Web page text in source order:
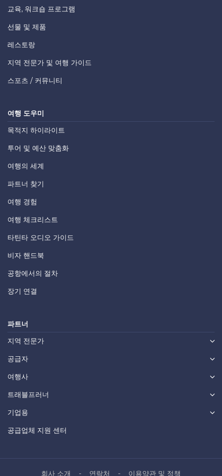
교육, 워크숍 프로그램
선물 및 제품
레스토랑
지역 전문가 및 여행 가이드
스포츠 / 커뮤니티
여행 도우미
목적지 하이라이트
투어 및 예산 맞춤화
여행의 세계
파트너 찾기
여행 경험
여행 체크리스트
타틴타 오디오 가이드
비자 핸드북
공항에서의 절차
장기 연결
파트너
지역 전문가
공급자
여행사
트래블프러너
기업용
공급업체 지원 센터
회사 소개 연락처 이용약관 및 정책